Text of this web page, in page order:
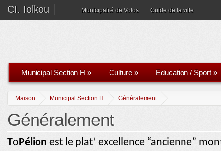
CI. Iolkou Municipalité de Volos Guide de la ville
Municipal Section H » Culture » Education / Sport »
Maison Municipal Section H Généralement
Généralement
TοPélion est le plat’ excellence “ancienne”